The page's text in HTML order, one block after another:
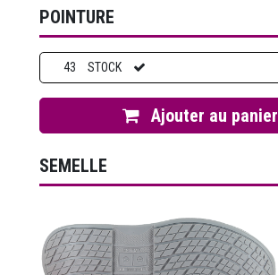
POINTURE
43 STOCK
Ajouter au panier
SEMELLE